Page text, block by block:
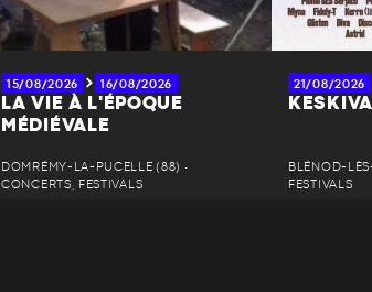
15/08/2026 16/08/2026
LA VIE À L'ÉPOQUE
MÉDIÉVALE
DOMRÉMY-LA-PUCELLE (88) •
CONCERTS, FESTIVALS
21/08/2026
BLÉNOD-
FESTIVALS